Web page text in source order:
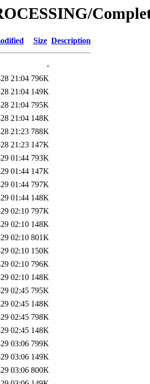
Size Description
-
21:04 796K
21:04 149K
21:04 795K
21:04 148K
21:23 788K
21:23 147K
01:44 793K
01:44 147K
01:44 797K
01:44 148K
02:10 797K
02:10 148K
02:10 801K
02:10 150K
02:10 796K
02:10 148K
02:45 795K
02:45 148K
02:45 798K
02:45 148K
03:06 799K
03:06 149K
03:06 800K